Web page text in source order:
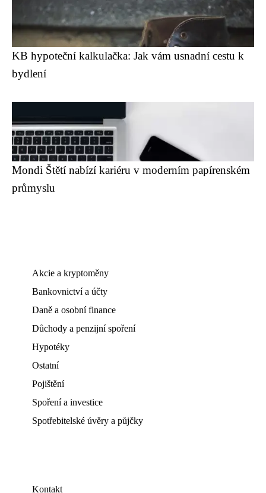
KB hypoteční kalkulačka: Jak vám usnadní cestu k
bydlení
Mondi Štětí nabízí kariéru v moderním papírenském
průmyslu
Akcie a kryptoměny
Bankovnictví a účty
Daně a osobní finance
Důchody a penzijní spoření
Hypotéky
Ostatní
Pojištění
Spoření a investice
Spotřebitelské úvěry a půjčky
Kontakt